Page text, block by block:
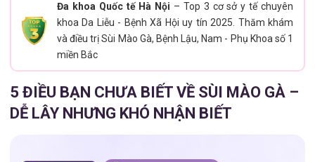
Đa khoa Quốc tế Hà Nội – Top 3 cơ sở y tế chuyên
khoa Da Liễu - Bệnh Xã Hội uy tín 2025. Thăm khám
và điều trị Sùi Mào Gà, Bệnh Lậu, Nam - Phụ Khoa số 1
miền Bắc
5 ĐIỀU BẠN CHƯA BIẾT VỀ SÙI MÀO GÀ –
DỄ LÂY NHƯNG KHÓ NHẬN BIẾT